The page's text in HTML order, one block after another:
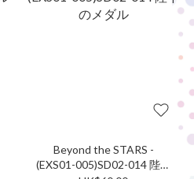
Beyond the STARS -
(EXS01-005)SD02-014 陛下